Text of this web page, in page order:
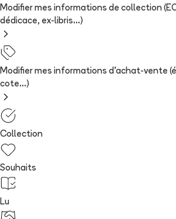
Modifier mes informations de collection
dédicace, ex-libris...)
Modifier mes informations d'achat-vente
cote...)
Collection
Souhaits
Lu